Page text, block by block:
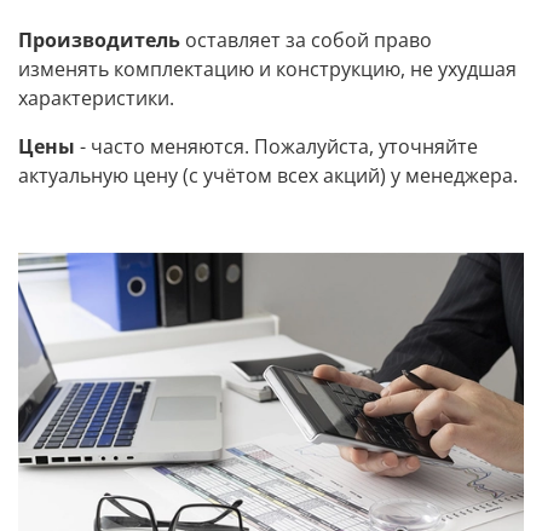
Производитель оставляет за собой право
изменять комплектацию и конструкцию, не ухудшая
характеристики.
Цены - часто меняются. Пожалуйста, уточняйте
актуальную цену (с учётом всех акций) у менеджера.